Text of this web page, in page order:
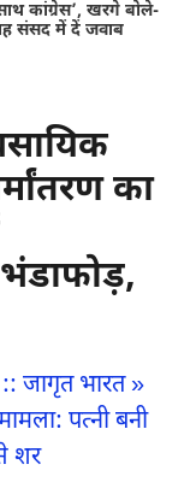
कांग्रेस’, खरगे बोले-
संसद में दें जवाब
का
भंडाफोड़,
जागृत भारत »
पत्नी बनी
शर